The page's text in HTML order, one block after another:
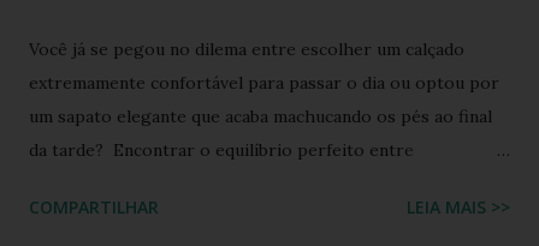
Você já se pegou no dilema entre escolher um calçado
extremamente confortável para passar o dia ou optou por
um sapato elegante que acaba machucando os pés ao final
da tarde? Encontrar o equilíbrio perfeito entre
costumava ser um desafio na moda feminina e urbana.
COMPARTILHAR LEIA MAIS >>